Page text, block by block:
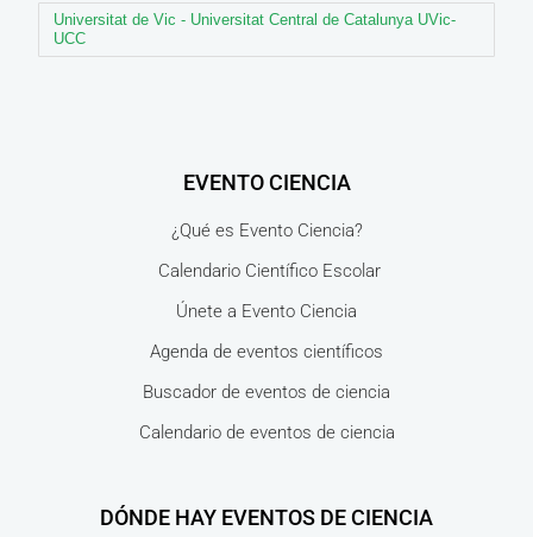
Universitat de Vic - Universitat Central de Catalunya UVic-
UCC
EVENTO CIENCIA
¿Qué es Evento Ciencia?
Calendario Científico Escolar
Únete a Evento Ciencia
Agenda de eventos científicos
Buscador de eventos de ciencia
Calendario de eventos de ciencia
DÓNDE HAY EVENTOS DE CIENCIA